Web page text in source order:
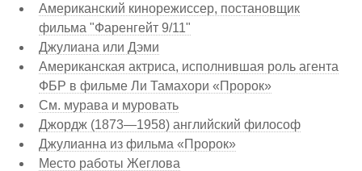
Американский кинорежиссер, постановщик
фильма "Фаренгейт 9/11"
Джулиана или Дэми
Американская актриса, исполнившая роль агента
ФБР в фильме Ли Тамахори «Пророк»
См. мурава и муровать
Джордж (1873—1958) английский философ
Джулианна из фильма «Пророк»
Место работы Жеглова